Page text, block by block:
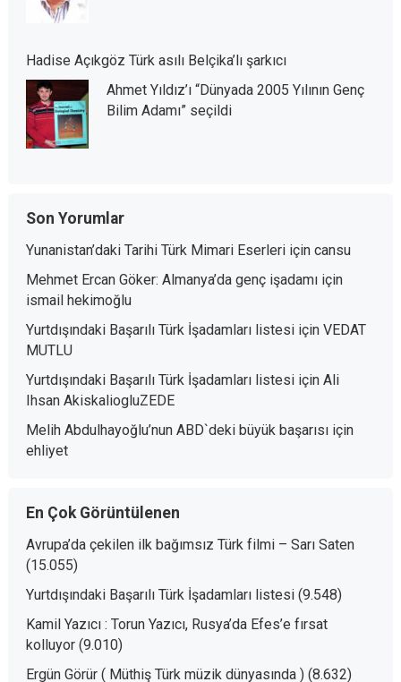
Hadise Açıkgöz Türk asılı Belçika’lı şarkıcı
Ahmet Yıldız’ı “Dünyada 2005 Yılının Genç
Bilim Adamı” seçildi
Son Yorumlar
Yunanistan’daki Tarihi Türk Mimari Eserleriiçin cansu
Mehmet Ercan Göker: Almanya’da genç işadamıiçin
ismail hekimoğlu
Yurtdışındaki Başarılı Türk İşadamları listesiiçin VEDAT
MUTLU
Yurtdışındaki Başarılı Türk İşadamları listesiiçin Ali
Ihsan AkiskaliogluZEDE
Melih Abdulhayoğlu’nun ABD`deki büyük başarısıiçin
ehliyet
En Çok Görüntülenen
Avrupa’da çekilen ilk bağımsız Türk filmi – Sarı Saten
(15.055)
Yurtdışındaki Başarılı Türk İşadamları listesi (9.548)
Kamil Yazıcı : Torun Yazıcı, Rusya’da Efes’e fırsat
kolluyor (9.010)
Ergün Görür ( Müthiş Türk müzik dünyasında ) (8.632)